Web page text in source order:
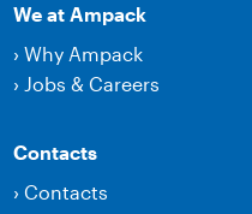
We at Ampack
›Why Ampack
›Jobs & Careers
Contacts
›Contacts